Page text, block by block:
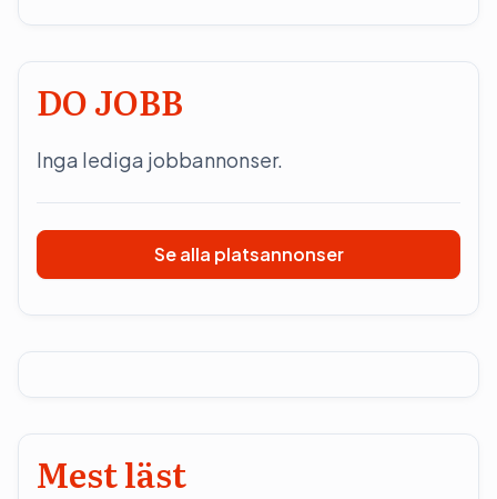
DO JOBB
Inga lediga jobbannonser.
Se alla platsannonser
Mest läst